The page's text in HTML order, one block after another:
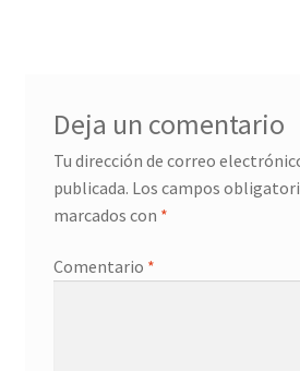
Deja un comentario
Tu dirección de correo
publicada. Los campos
marcados con *
Comentario *